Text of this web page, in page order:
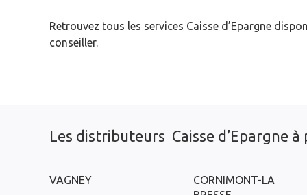
Retrouvez tous les services Caisse d’Epargne
conseiller.
Les distributeurs Caisse d’Epargne
VAGNEY
CORNIMONT-LA